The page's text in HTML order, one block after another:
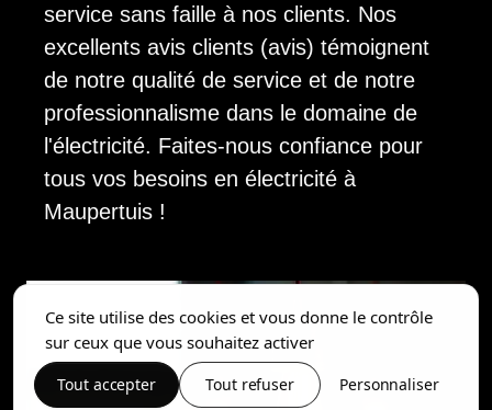
service sans faille à nos clients. Nos
excellents avis clients (avis) témoignent
de notre qualité de service et de notre
professionnalisme dans le domaine de
l'électricité. Faites-nous confiance pour
tous vos besoins en électricité à
Maupertuis !
Ce site utilise des cookies et vous donne le contrôle
sur ceux que vous souhaitez activer
Tout accepter Tout refuser Personnaliser